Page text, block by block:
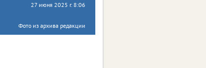
27 июня 2025 г. 8:06
Фото из архива редакции